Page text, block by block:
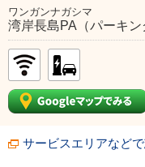
ワンガンナガシマ
湾岸長島PA（パーキ
サービスエリアなど